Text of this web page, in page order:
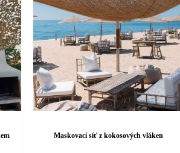
stránce
produktu
Maskovací síť z kokosových vláken